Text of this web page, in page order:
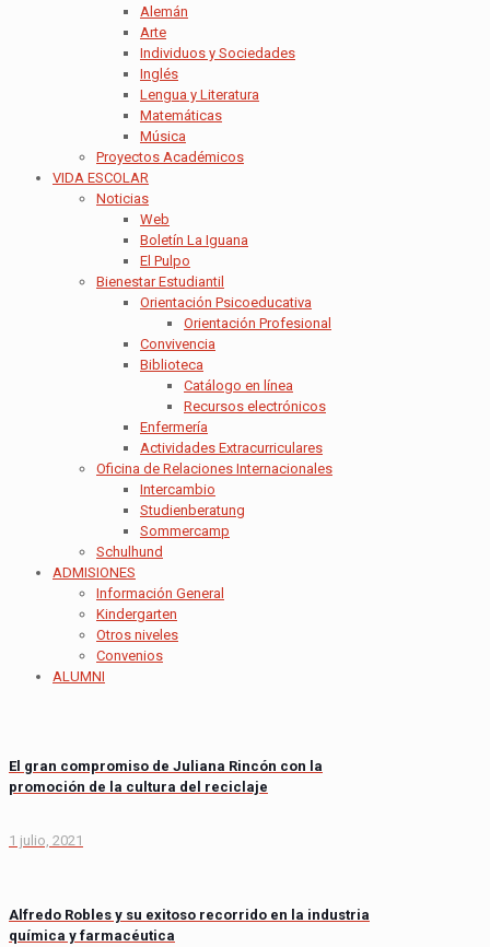
Alemán
Arte
Individuos y Sociedades
Inglés
Lengua y Literatura
Matemáticas
Música
Proyectos Académicos
VIDA ESCOLAR
Noticias
Web
Boletín La Iguana
El Pulpo
Bienestar Estudiantil
Orientación Psicoeducativa
Orientación Profesional
Convivencia
Biblioteca
Catálogo en línea
Recursos electrónicos
Enfermería
Actividades Extracurriculares
Oficina de Relaciones Internacionales
Intercambio
Studienberatung
Sommercamp
Schulhund
ADMISIONES
Información General
Kindergarten
Otros niveles
Convenios
ALUMNI
El gran compromiso de Juliana Rincón con la
promoción de la cultura del reciclaje
1 julio, 2021
Alfredo Robles y su exitoso recorrido en la industria
química y farmacéutica